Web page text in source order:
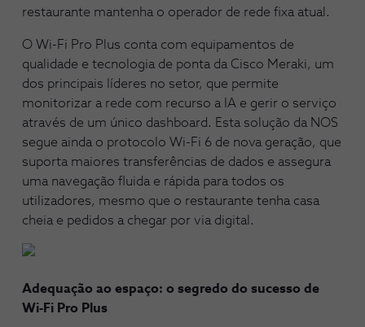
restaurante mantenha o operador de rede fixa atual.
O Wi-Fi Pro Plus conta com equipamentos de
qualidade e tecnologia de ponta da Cisco Meraki, um
dos principais líderes no setor, que permite
monitorizar a rede com recurso a IA e gerir o serviço
através de um único dashboard. Esta solução da NOS
segue ainda o protocolo Wi-Fi 6 de nova geração, que
suporta maiores transferências de dados e assegura
uma navegação fluida e rápida para todos os
utilizadores, mesmo que o restaurante tenha casa
cheia e pedidos a chegar por via digital.
Adequação ao espaço: o segredo do sucesso de
Wi-Fi Pro Plus